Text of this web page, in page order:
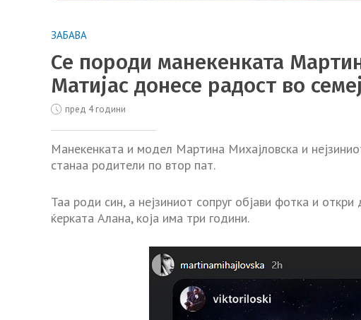
ЗАБАВА
Се породи манекенката
Матијас донесе радост во
пред 4 години
Манекенката и модел Мартина Михајловска и
станаа родители по втор пат.
Таа роди син, а нејзиниот сопруг објави фотка и
ќерката Алана, која има три години.